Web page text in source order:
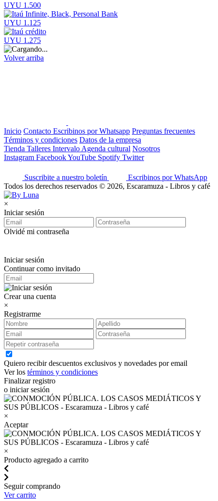
UYU 1.500
UYU 1.125
UYU 1.275
Volver arriba
Inicio Contacto Escribinos por Whatsapp Preguntas frecuentes
Términos y condiciones Datos de la empresa
Tienda Talleres Intervalo Agenda cultural Nosotros
Instagram FacebookYouTube Spotify Twitter
Suscribite a nuestro boletín
Escribinos por WhatsApp
Todos los derechos reservados © 2026, Escaramuza - Libros y café
×
Iniciar sesión
Olvidé mi contraseña
Iniciar sesión
Continuar como invitado
Crear una cuenta
×
Registrarme
Quiero recibir descuentos exclusivos y novedades por email
Ver los términos y condiciones
Finalizar registro
o iniciar sesión
×
Aceptar
×
Producto agregado a carrito
Seguir comprando
Ver carrito